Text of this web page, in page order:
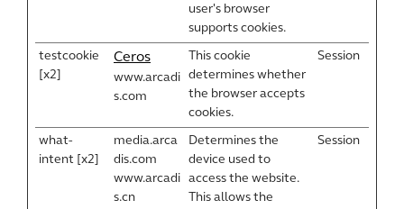
user's browser
supports cookies.
testcookie
[x2]
Ceros
www.arcadi
s.com
This cookie
determines whether
the browser accepts
cookies.
Session
what-
intent [x2]
media.arca
dis.com
www.arcadi
s.cn
Determines the
device used to
access the website.
This allows the
Session